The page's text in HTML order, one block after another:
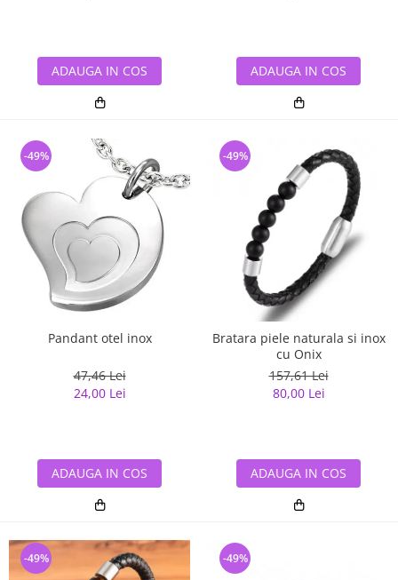
ADAUGA IN COS ADAUGA IN COS
Pandant otel inox
47,46 Lei
24,00 Lei
-49%
ADAUGA IN COS
Bratara piele naturala si inox
cu Onix
157,61 Lei
80,00 Lei
-49%
ADAUGA IN COS
-49% -49%